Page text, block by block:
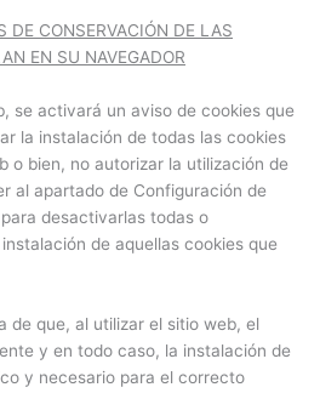
DE CONSERVACIÓN DE LAS
EN SU NAVEGADOR
se activará un aviso de cookies que
la instalación de todas las cookies
o bien, no autorizar la utilización de
al apartado de Configuración de
desactivarlas todas o
de aquellas cookies que
de que, al utilizar el sitio web, el
y en todo caso, la instalación de
y necesario para el correcto